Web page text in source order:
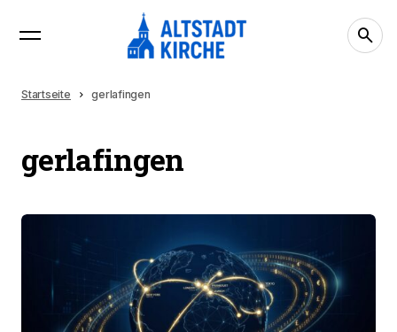
Startseite gerlafingen
gerlafingen